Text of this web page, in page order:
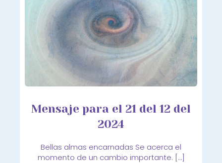
Mensaje para el 21 del 12 del
2024
Bellas almas encarnadas Se acerca el
momento de un cambio importante. […]